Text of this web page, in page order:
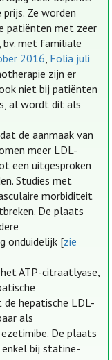
Ze worden
patiënten met zeer
bv. met familiale
2016, Folia juli
zijn er
niet bij patiënten
al wordt dit als
dat de aanmaak van
meer LDL-
een uitgesproken
Studies met
morbiditeit
De plaats
onduidelijk [zie
ATP-citraatlyase,
hepatische LDL-
als
De plaats
enkel bij statine-